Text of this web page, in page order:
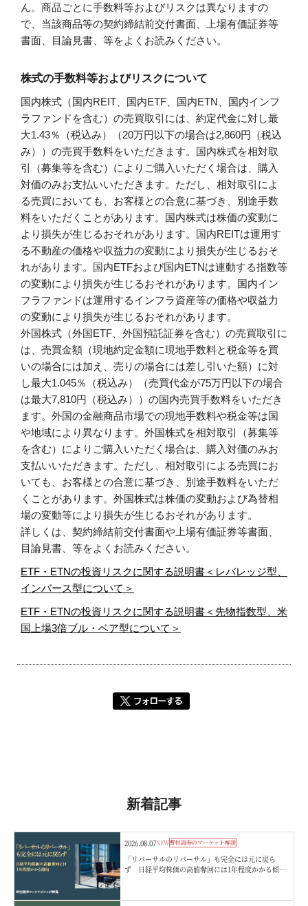
ん。商品ごとに手数料等およびリスクは異なりますの
で、当該商品等の契約締結前交付書面、上場有価証券等
書面、目論見書、等をよくお読みください。
株式の手数料等およびリスクについて
国内株式（国内REIT、国内ETF、国内ETN、国内インフ
ラファンドを含む）の売買取引には、約定代金に対し最
大1.43％（税込み）（20万円以下の場合は2,860円（税込
み））の売買手数料をいただきます。国内株式を相対取
引（募集等を含む）によりご購入いただく場合は、購入
対価のみお支払いいただきます。ただし、相対取引によ
る売買においても、お客様との合意に基づき、別途手数
料をいただくことがあります。国内株式は株価の変動に
より損失が生じるおそれがあります。国内REITは運用す
る不動産の価格や収益力の変動により損失が生じるおそ
れがあります。国内ETFおよび国内ETNは連動する指数等
の変動により損失が生じるおそれがあります。国内イン
フラファンドは運用するインフラ資産等の価格や収益力
の変動により損失が生じるおそれがあります。
外国株式（外国ETF、外国預託証券を含む）の売買取引に
は、売買金額（現地約定金額に現地手数料と税金等を買
いの場合には加え、売りの場合には差し引いた額）に対
し最大1.045％（税込み）（売買代金が75万円以下の場合
は最大7,810円（税込み））の国内売買手数料をいただき
ます。外国の金融商品市場での現地手数料や税金等は国
や地域により異なります。外国株式を相対取引（募集等
を含む）によりご購入いただく場合は、購入対価のみお
支払いいただきます。ただし、相対取引による売買にお
いても、お客様との合意に基づき、別途手数料をいただ
くことがあります。外国株式は株価の変動および為替相
場の変動等により損失が生じるおそれがあります。
詳しくは、契約締結前交付書面や上場有価証券等書面、
目論見書、等をよくお読みください。
ETF・ETNの投資リスクに関する説明書＜レバレッジ型、
インバース型について＞
ETF・ETNの投資リスクに関する説明書＜先物指数型、米
国上場3倍ブル・ベア型について＞
新着記事
2026.08.07NEW野村證券のマーケット解説
「リバーサルのリバーサル」も完全には元に戻ら
ず 日経平均株価の高値奪回には1年程度かかる傾